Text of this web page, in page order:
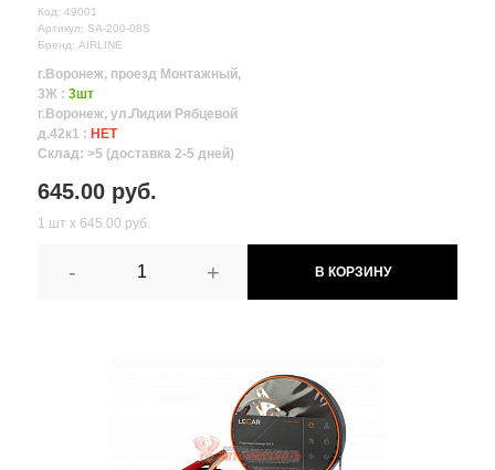
Код: 49001
Артикул: SA-200-08S
Бренд: AIRLINE
г.Воронеж, проезд Монтажный,
3Ж : 3шт
г.Воронеж, ул.Лидии Рябцевой
д.42к1 : НЕТ
Склад: >5 (доставка 2-5 дней)
645.00 руб.
1 шт х 645.00 руб.
- + В КОРЗИНУ